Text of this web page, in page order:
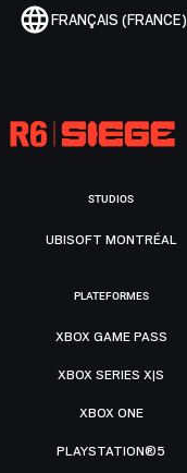
FRANÇAIS (FRANCE)
STUDIOS
UBISOFT MONTRÉAL
PLATEFORMES
XBOX GAME PASS
XBOX SERIES X|S
XBOX ONE
PLAYSTATION®5